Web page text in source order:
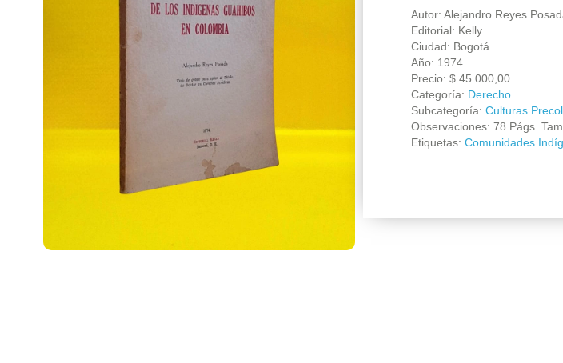
Autor: Alejandro Reyes
Editorial: Kelly
Ciudad: Bogotá
Año: 1974
Precio: $45.000,00
Categoría: Derecho
Subcategoría: Culturas
Observaciones: 78 Págs.
Etiquetas: Comunidades